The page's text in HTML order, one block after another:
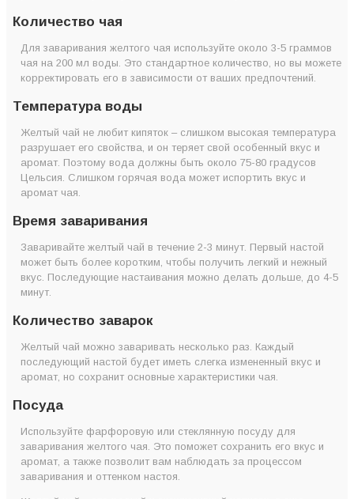
Количество чая
Для заваривания желтого чая используйте около 3-5 граммов
чая на 200 мл воды. Это стандартное количество, но вы можете
корректировать его в зависимости от ваших предпочтений.
Температура воды
Желтый чай не любит кипяток – слишком высокая температура
разрушает его свойства, и он теряет свой особенный вкус и
аромат. Поэтому вода должны быть около 75-80 градусов
Цельсия. Слишком горячая вода может испортить вкус и
аромат чая.
Время заваривания
Заваривайте желтый чай в течение 2-3 минут. Первый настой
может быть более коротким, чтобы получить легкий и нежный
вкус. Последующие настаивания можно делать дольше, до 4-5
минут.
Количество заварок
Желтый чай можно заваривать несколько раз. Каждый
последующий настой будет иметь слегка измененный вкус и
аромат, но сохранит основные характеристики чая.
Посуда
Используйте фарфоровую или стеклянную посуду для
заваривания желтого чая. Это поможет сохранить его вкус и
аромат, а также позволит вам наблюдать за процессом
заваривания и оттенком настоя.